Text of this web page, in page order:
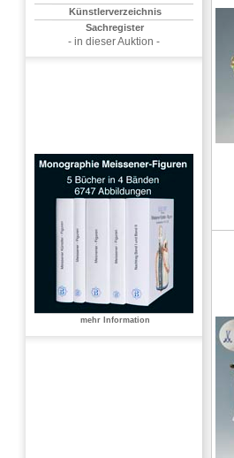
Künstlerverzeichnis
Sachregister
- in dieser Auktion -
mehr Information